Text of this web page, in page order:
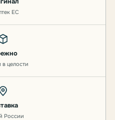
ЕС
целости
России